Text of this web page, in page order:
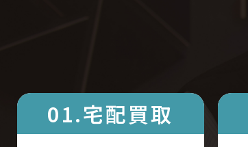
01.宅配買取